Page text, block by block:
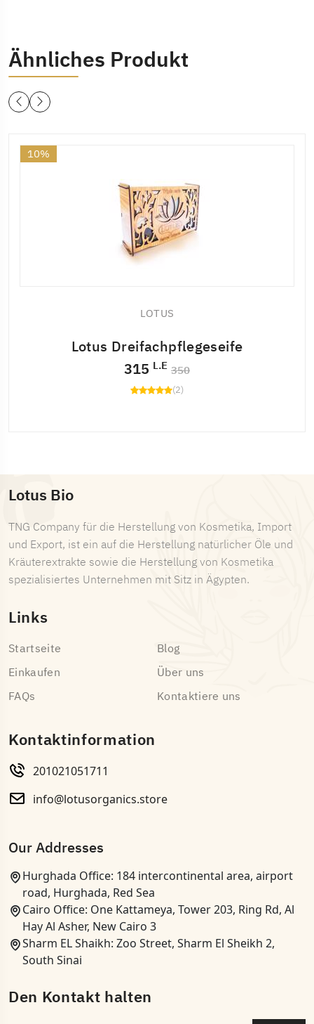
Ähnliches Produkt
10%
LOTUS
Lotus Dreifachpflegeseife
315 L.E 350
(2)
Lotus Bio
TNG Company für die Herstellung von Kosmetika, Import
und Export, ist ein auf die Herstellung natürlicher Öle und
Kräuterextrakte sowie die Herstellung von Kosmetika
spezialisiertes Unternehmen mit Sitz in Ägypten.
Links
Startseite
Blog
Einkaufen
Über uns
FAQs
Kontaktiere uns
Den Kontakt halten
Kontaktinformation
201021051711
info@lotusorganics.store
Our Addresses
Hurghada Office: 184 intercontinental area, airport
road, Hurghada, Red Sea
Cairo Office: One Kattameya, Tower 203, Ring Rd, Al
Hay Al Asher, New Cairo 3
Sharm EL Shaikh: Zoo Street, Sharm El Sheikh 2,
South Sinai